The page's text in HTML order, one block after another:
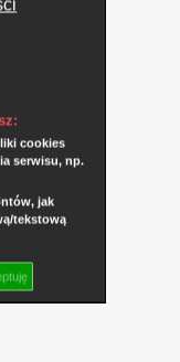
cookies
serwisu, np.
jak
tekstową